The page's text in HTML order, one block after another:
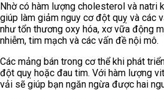
Nhờ có hàm lượng cholesterol và natri
giúp làm giảm nguy cơ đột quỵ và các
như tổn thương oxy hóa, xơ vữa động
nhiễm, tim mạch và các vấn đề nội mô.
Các mảng bán trong cơ thể khi phát
đột quỵ hoặc đau tim. Với hàm lượng
vải sẽ giúp bạn ngăn ngừa được hai